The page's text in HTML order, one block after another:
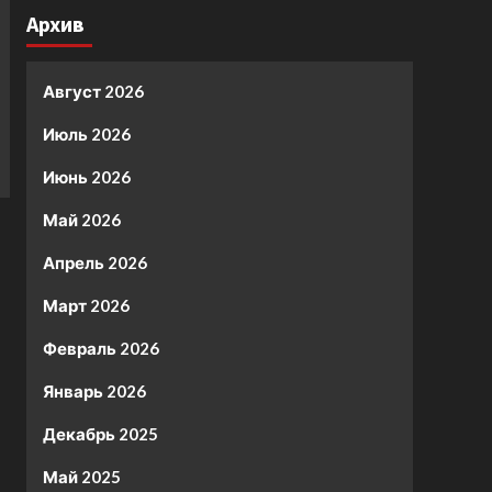
Архив
Август 2026
Июль 2026
Июнь 2026
Май 2026
Апрель 2026
Март 2026
Февраль 2026
Январь 2026
Декабрь 2025
Май 2025